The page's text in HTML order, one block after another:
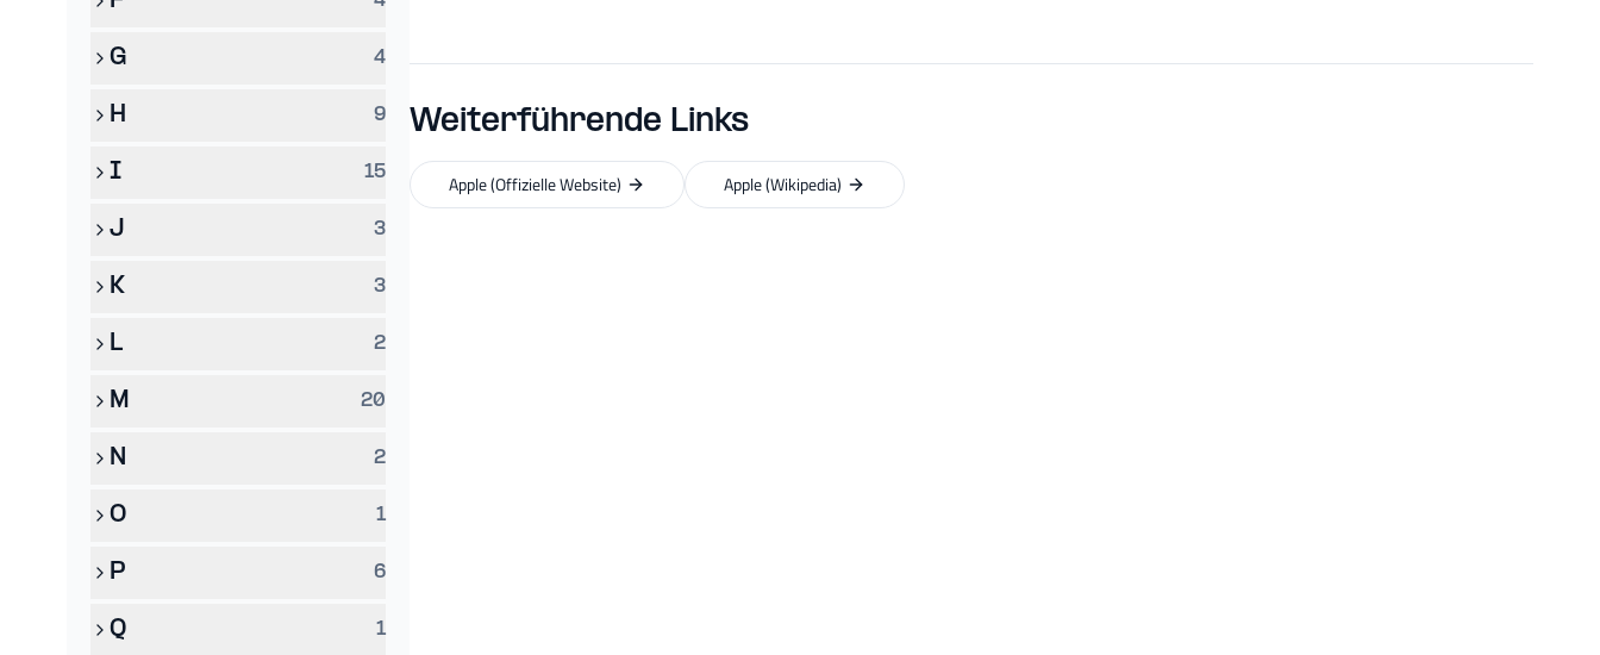
G 4
H 9
I 15
J 3
K 3
L 2
M 20
N 2
O 1
P 6
Q 1
Weiterführende Links
Apple (Offizielle Website) Apple (Wikipedia)